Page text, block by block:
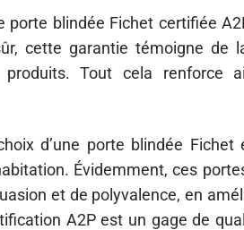
porte blindée Fichet certifiée
cette garantie témoigne de
Tout cela renforce
d’une porte blindée
Évidemment, ces
et de polyvalence, en
A2P est un gage de